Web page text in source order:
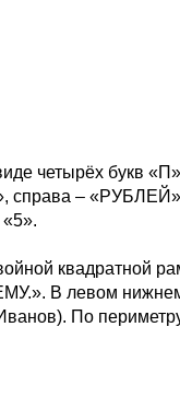
четырёх букв
–
квадратной
В левом нижнем
По